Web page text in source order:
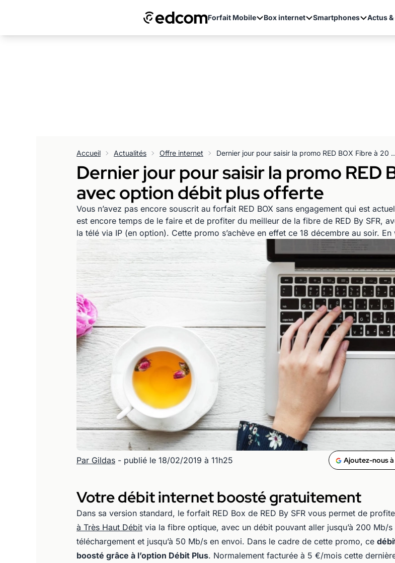
Forfait Mobile Box internet Smartphones Actus
Accueil Actualités Offre internet Dernier jour pour saisir la promo RED
Dernier jour pour saisir la promo RED
avec option débit plus offerte
Vous n’avez pas encore souscrit au forfait RED BOX sans engagement qui est
est encore temps de le faire et de profiter du meilleur de la fibre de RED By SFR,
la télé via IP (en option). Cette promo s’achève en effet ce 18 décembre au soir.
Par Gildas - publié le 18/02/2019 à 11h25 Ajoutez-nous
Votre débit internet boosté gratuitement
Dans sa version standard, le forfait RED Box de RED By SFR vous permet de
à Très Haut Débit via la fibre optique, avec un débit pouvant aller jusqu’à 200 Mb/s
téléchargement et jusqu’à 50 Mb/s en envoi. Dans le cadre de cette promo, ce
boosté grâce à l’option Débit Plus. Normalement facturée à 5 €/mois cette